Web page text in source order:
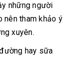
những người
nên tham khảo ý
xuyên.
hay sữa